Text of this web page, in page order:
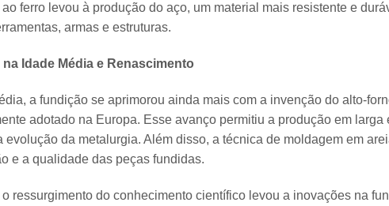
ferro levou à produção do aço, um material mais resistente e
armas e estruturas.
Idade Média e Renascimento
a fundição se aprimorou ainda mais com a invenção do alto-
adotado na Europa. Esse avanço permitiu a produção em larga
evolução da metalurgia. Além disso, a técnica de moldagem em
e a qualidade das peças fundidas.
ressurgimento do conhecimento científico levou a inovações na